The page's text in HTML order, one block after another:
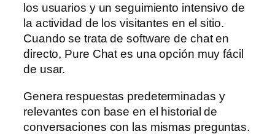
los usuarios y un seguimiento intensivo de
la actividad de los visitantes en el sitio.
Cuando se trata de software de chat en
directo, Pure Chat es una opción muy fácil
de usar.
Genera respuestas predeterminadas y
relevantes con base en el historial de
conversaciones con las mismas preguntas.